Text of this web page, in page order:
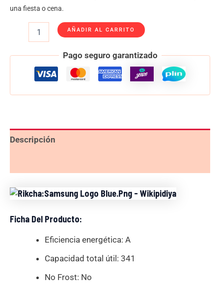
una fiesta o cena.
AÑADIR AL CARRITO
Pago seguro garantizado
Descripción
Ficha Del Producto:
Eficiencia energética: A
Capacidad total útil: 341
No Frost: No